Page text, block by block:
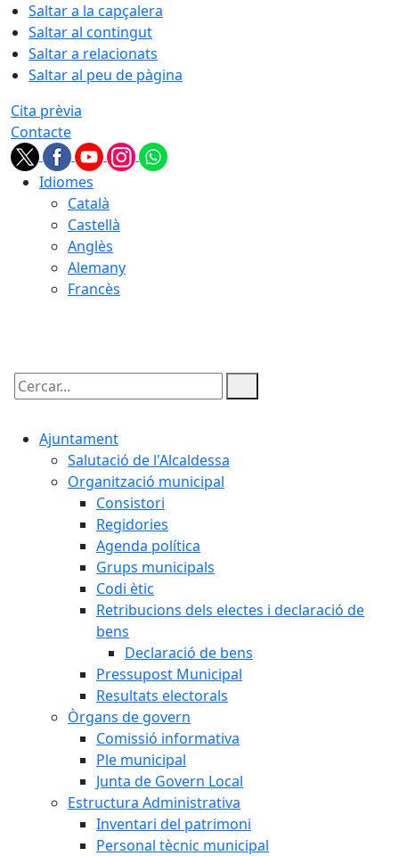
Saltar a la capçalera
Saltar al contingut
Saltar a relacionats
Saltar al peu de pàgina
Cita prèvia
Contacte
Idiomes
Català
Castellà
Anglès
Alemany
Francès
Cercar:
Ajuntament
Salutació de l'Alcaldessa
Organització municipal
Consistori
Regidories
Agenda política
Grups municipals
Codi ètic
Retribucions dels electes i declaració de
bens
Declaració de bens
Pressupost Municipal
Resultats electorals
Òrgans de govern
Comissió informativa
Ple municipal
Junta de Govern Local
Estructura Administrativa
Inventari del patrimoni
Personal tècnic municipal